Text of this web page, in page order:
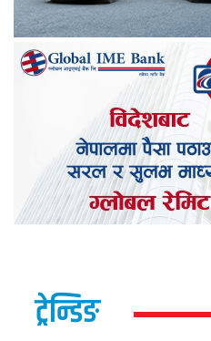
ट्रेन्डिङ